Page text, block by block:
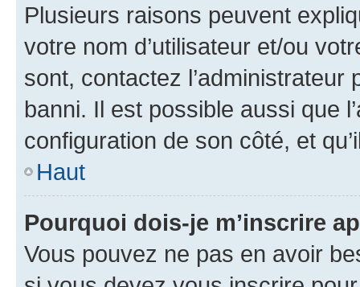
Plusieurs raisons peuvent
votre nom d’utilisateur et/ou
sont, contactez l’administrateur
banni. Il est possible aussi que
configuration de son côté, et
Haut
Pourquoi dois-je m’inscrire
Vous pouvez ne pas en avoir